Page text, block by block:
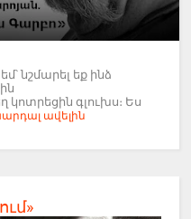
նշմարել եք ինձ
կոտրեցին գլուխս։ Ես
ավելին